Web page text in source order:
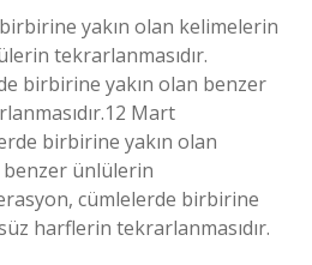
yakın olan kelimelerin
tekrarlanmasıdır.
birbirine yakın olan benzer
Mart
birbirine yakın olan
benzer ünlülerin
cümlelerde birbirine
harflerin tekrarlanmasıdır.